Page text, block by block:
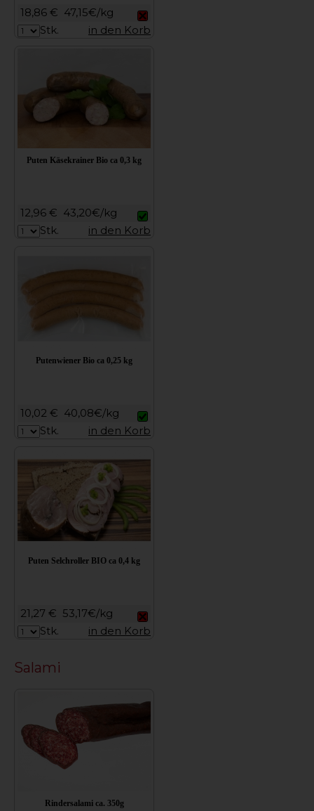
18,86 € 47,15€/kg
Stk.
in den Korb
Puten Käsekrainer Bio ca 0,3 kg
12,96 € 43,20€/kg
Stk.
in den Korb
Putenwiener Bio ca 0,25 kg
10,02 € 40,08€/kg
Stk.
in den Korb
Puten Selchroller BIO ca 0,4 kg
21,27 € 53,17€/kg
Stk.
in den Korb
Salami
Rindersalami ca. 350g